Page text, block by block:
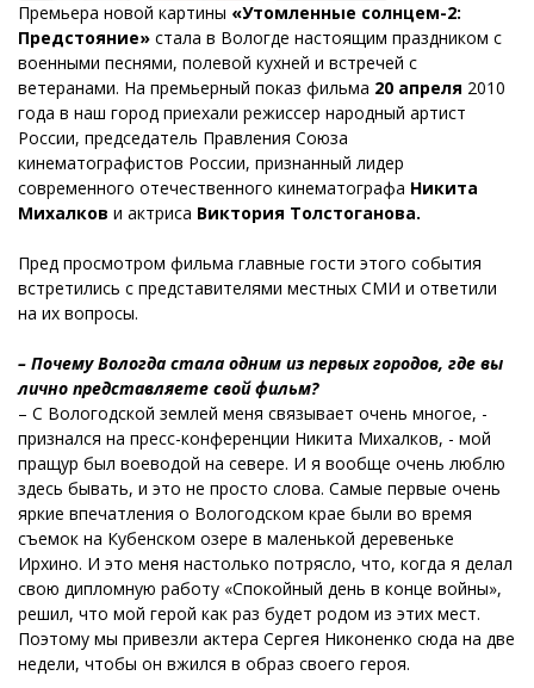
Премьера новой картины «Утомленные солнцем-2:
Предстояние» стала в Вологде настоящим праздником с
военными песнями, полевой кухней и встречей с
ветеранами. На премьерный показ фильма 20 апреля 2010
года в наш город приехали режиссер народный артист
России, председатель Правления Союза
кинематографистов России, признанный лидер
современного отечественного кинематографа Никита
Михалков и актриса Виктория Толстоганова.
Пред просмотром фильма главные гости этого события
встретились с представителями местных СМИ и ответили
на их вопросы.
– Почему Вологда стала одним из первых городов, где вы
лично представляете свой фильм?
– С Вологодской землей меня связывает очень многое, -
признался на пресс-конференции Никита Михалков, - мой
пращур был воеводой на севере. И я вообще очень люблю
здесь бывать, и это не просто слова. Самые первые очень
яркие впечатления о Вологодском крае были во время
съемок на Кубенском озере в маленькой деревеньке
Ирхино. И это меня настолько потрясло, что, когда я делал
свою дипломную работу «Спокойный день в конце войны»,
решил, что мой герой как раз будет родом из этих мест.
Поэтому мы привезли актера Сергея Никоненко сюда на две
недели, чтобы он вжился в образ своего героя.